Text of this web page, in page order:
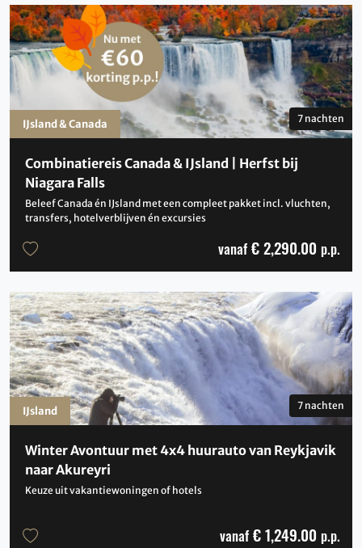
Combinatiereis Canada & IJsland | Herfst bij
Niagara Falls
Beleef Canada én IJsland met een compleet pakket incl. vluchten,
transfers, hotelverblijven én excursies
7 nachten
vanaf € 2,290.00 p.p.
IJsland & Canada
Winter Avontuur met 4x4 huurauto van Reykjavik
naar Akureyri
Keuze uit vakantiewoningen of hotels
7 nachten
vanaf € 1,249.00 p.p.
IJsland